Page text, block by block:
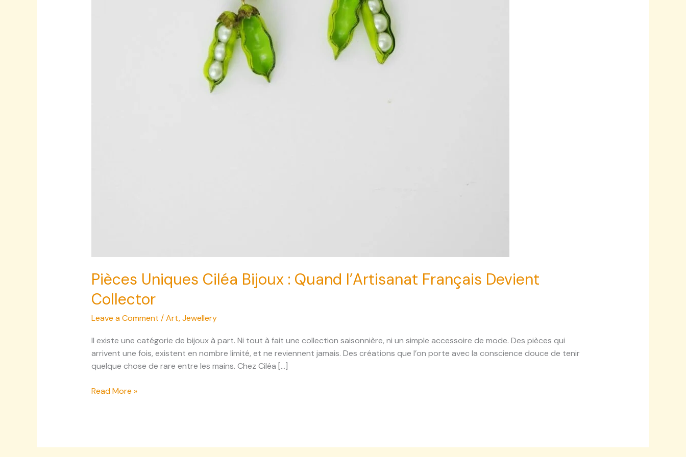
Pièces Uniques Ciléa Bijoux : Quand l’Artisanat Français Devient
Collector
Leave a Comment /Art,Jewellery
Il existe une catégorie de bijoux à part. Ni tout à fait une collection saisonnière, ni un simple accessoire de mode. Des pièces qui
arrivent une fois, existent en nombre limité, et ne reviennent jamais. Des créations que l’on porte avec la conscience douce de tenir
quelque chose de rare entre les mains. Chez Ciléa […]
Read More »